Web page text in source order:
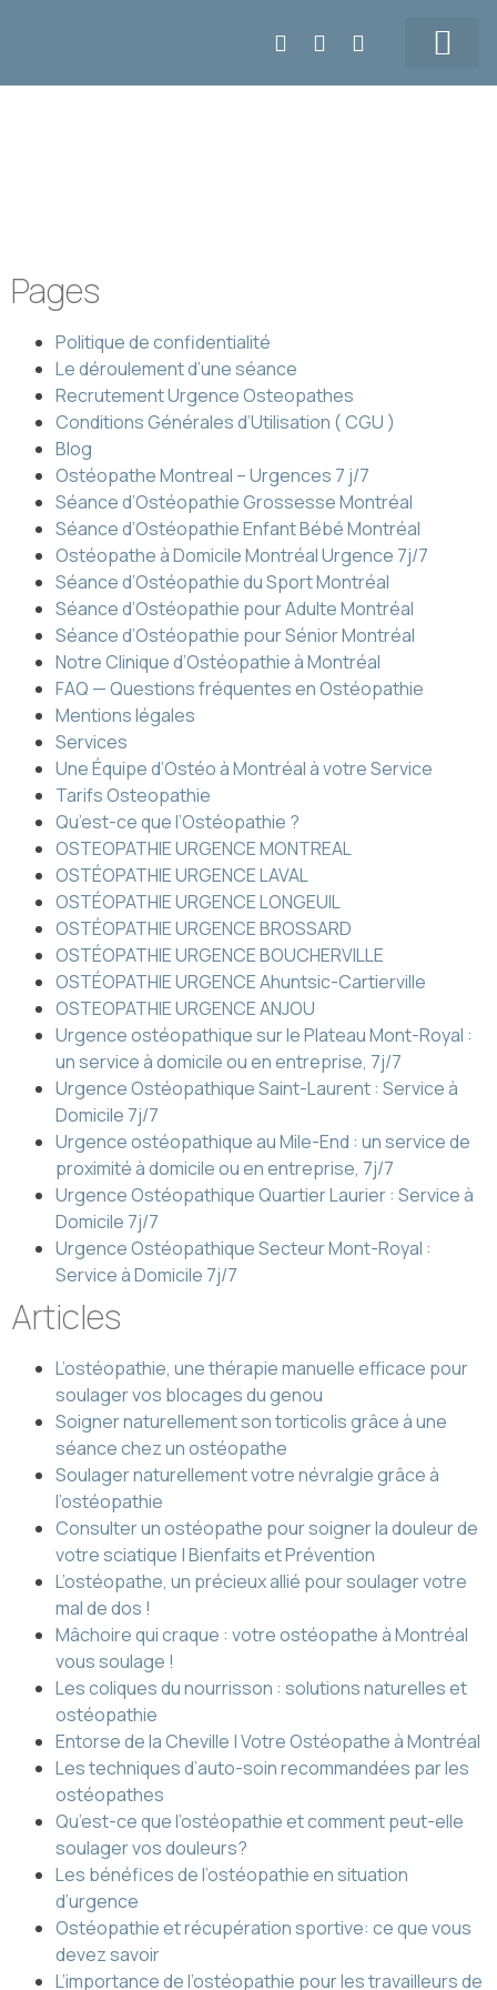
5147155108
Pages
Politique de confidentialité
Le déroulement d’une séance
Recrutement Urgence Osteopathes
Conditions Générales d’Utilisation ( CGU )
Blog
Ostéopathe Montreal – Urgences 7 j/7
Séance d’Ostéopathie Grossesse Montréal
Séance d’Ostéopathie Enfant Bébé Montréal
Ostéopathe à Domicile Montréal Urgence 7j/7
Séance d’Ostéopathie du Sport Montréal
Séance d’Ostéopathie pour Adulte Montréal
Séance d’Ostéopathie pour Sénior Montréal
Notre Clinique d’Ostéopathie à Montréal
FAQ — Questions fréquentes en Ostéopathie
Mentions légales
Services
Une Équipe d’Ostéo à Montréal à votre Service
Tarifs Osteopathie
Qu’est-ce que l’Ostéopathie ?
OSTEOPATHIE URGENCE MONTREAL
OSTÉOPATHIE URGENCE LAVAL
OSTÉOPATHIE URGENCE LONGEUIL
OSTÉOPATHIE URGENCE BROSSARD
OSTÉOPATHIE URGENCE BOUCHERVILLE
OSTÉOPATHIE URGENCE Ahuntsic-Cartierville
OSTEOPATHIE URGENCE ANJOU
Urgence ostéopathique sur le Plateau Mont-Royal :
un service à domicile ou en entreprise, 7j/7
Urgence Ostéopathique Saint-Laurent : Service à
Domicile 7j/7
Urgence ostéopathique au Mile-End : un service de
proximité à domicile ou en entreprise, 7j/7
Urgence Ostéopathique Quartier Laurier : Service à
Domicile 7j/7
Urgence Ostéopathique Secteur Mont-Royal :
Service à Domicile 7j/7
Articles
L’ostéopathie, une thérapie manuelle efficace pour
soulager vos blocages du genou
Soigner naturellement son torticolis grâce à une
séance chez un ostéopathe
Soulager naturellement votre névralgie grâce à
l’ostéopathie
Consulter un ostéopathe pour soigner la douleur de
votre sciatique | Bienfaits et Prévention
L’ostéopathe, un précieux allié pour soulager votre
mal de dos !
Mâchoire qui craque : votre ostéopathe à Montréal
vous soulage !
Les coliques du nourrisson : solutions naturelles et
ostéopathie
Entorse de la Cheville | Votre Ostéopathe à Montréal
Les techniques d’auto-soin recommandées par les
ostéopathes
Qu’est-ce que l’ostéopathie et comment peut-elle
soulager vos douleurs?
Les bénéfices de l’ostéopathie en situation
d’urgence
Ostéopathie et récupération sportive: ce que vous
devez savoir
L’importance de l’ostéopathie pour les travailleurs de